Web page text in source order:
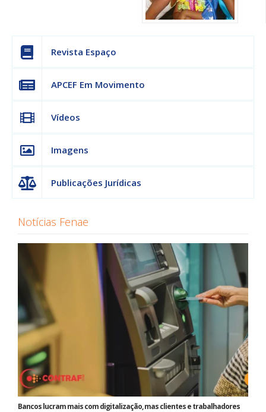
Revista Espaço
APCEF Em Movimento
Vídeos
Imagens
Publicações Jurídicas
Notícias Fenae
Bancos lucram mais com digitalização, mas clientes e trabalhadores